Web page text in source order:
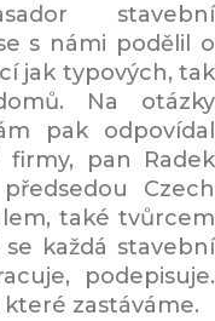
stavební
s námi podělil o
jak typových, tak
Na otázky
pak odpovídal
pan Radek
Czech
také tvůrcem
každá stavební
podepisuje.
zastáváme.